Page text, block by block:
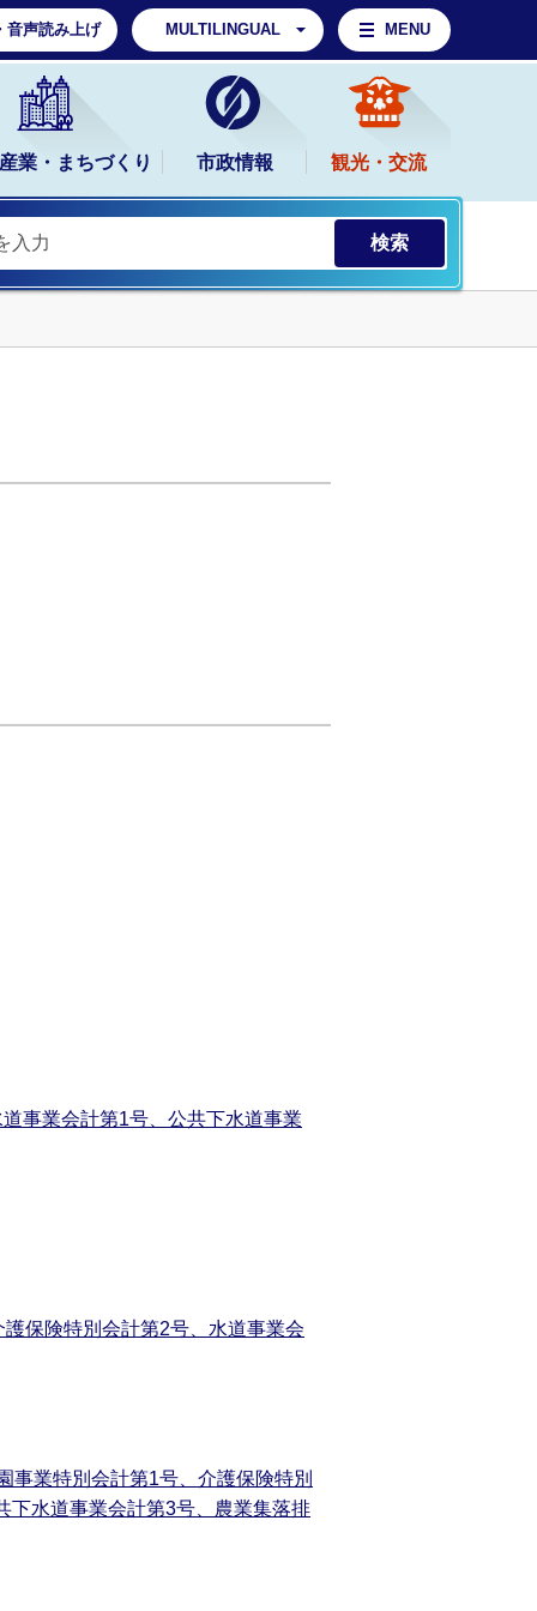
音声読み上げ MULTILINGUAL MENU
業・まちづくり 市政情報 観光・交流
事業会計第1号、公共下水道事業
保険特別会計第2号、水道事業会
事業特別会計第1号、介護保険特別
下水道事業会計第3号、農業集落排